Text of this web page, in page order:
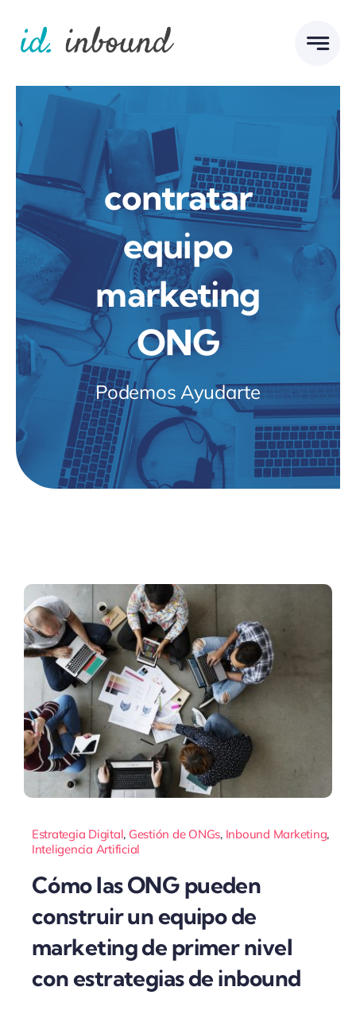
content
contratar
equipo
marketing
ONG
Podemos Ayudarte
Estrategia Digital, Gestión de ONGs, Inbound Marketing,
Inteligencia Artificial
Cómo las ONG pueden
construir un equipo de
marketing de primer nivel
con estrategias de inbound